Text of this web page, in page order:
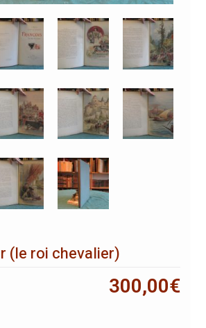
(le roi chevalier)
300,00€